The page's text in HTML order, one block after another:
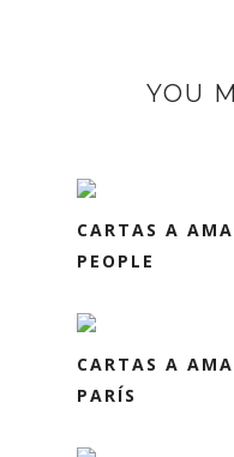
YOU
CARTAS A
PEOPLE
CARTAS A
PARÍS